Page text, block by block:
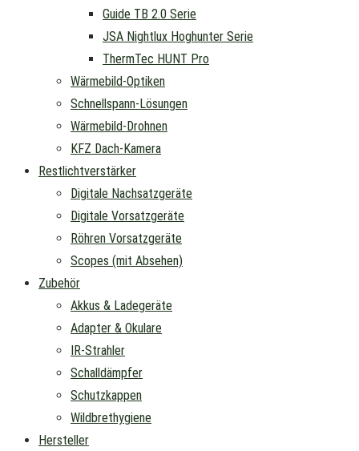
Guide TB 2.0 Serie
JSA Nightlux Hoghunter Serie
ThermTec HUNT Pro
Wärmebild-Optiken
Schnellspann-Lösungen
Wärmebild-Drohnen
KFZ Dach-Kamera
Restlichtverstärker
Digitale Nachsatzgeräte
Digitale Vorsatzgeräte
Röhren Vorsatzgeräte
Scopes (mit Absehen)
Zubehör
Akkus & Ladegeräte
Adapter & Okulare
IR-Strahler
Schalldämpfer
Schutzkappen
Wildbrethygiene
Hersteller